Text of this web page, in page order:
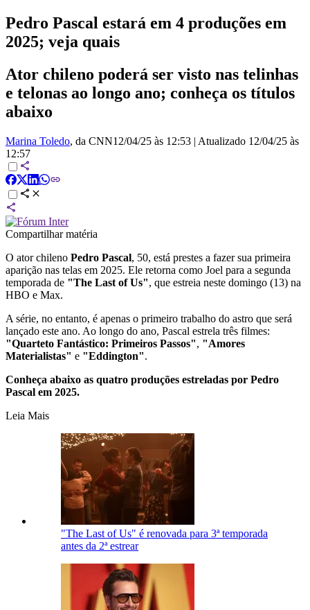
Pedro Pascal estará em 4 produções em
2025; veja quais
Ator chileno poderá ser visto nas telinhas
e telonas ao longo ano; conheça os títulos
abaixo
Marina Toledo, da CNN12/04/25 às 12:53 | Atualizado 12/04/25 às
12:57
Compartilhar matéria
O ator chileno Pedro Pascal, 50, está prestes a fazer sua primeira
aparição nas telas em 2025. Ele retorna como Joel para a segunda
temporada de "The Last of Us", que estreia neste domingo (13) na
HBO e Max.
A série, no entanto, é apenas o primeiro trabalho do astro que será
lançado este ano. Ao longo do ano, Pascal estrela três filmes:
"Quarteto Fantástico: Primeiros Passos", "Amores
Materialistas" e "Eddington".
Conheça abaixo as quatro produções estreladas por Pedro
Pascal em 2025.
Leia Mais
"The Last of Us" é renovada para 3ª temporada
antes da 2ª estrear